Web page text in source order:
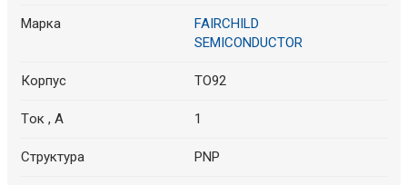
Марка
FAIRCHILD
SEMICONDUCTOR
Корпус TO92
Tок , A 1
Структура PNP